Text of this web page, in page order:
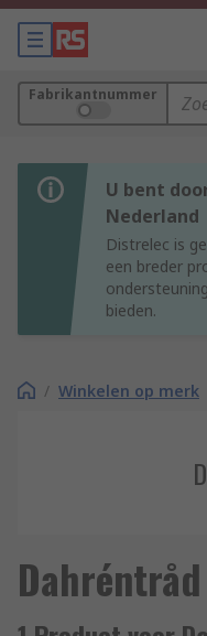
Fabrikantnummer
U bent
Nederland
Distrelec is
een breder
bieden.
/ Winkelen op merk
Dahréntråd